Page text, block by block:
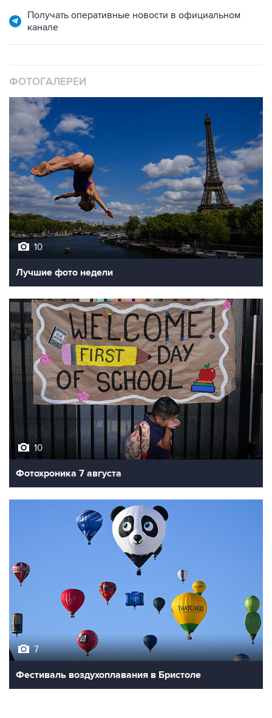
Получать оперативные новости в официальном
канале
ФОТОГАЛЕРЕИ
10
Лучшие фото недели
10
Фотохроника 7 августа
7
Фестиваль воздухоплавания в Бристоле